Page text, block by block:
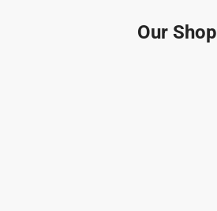
Our Shop